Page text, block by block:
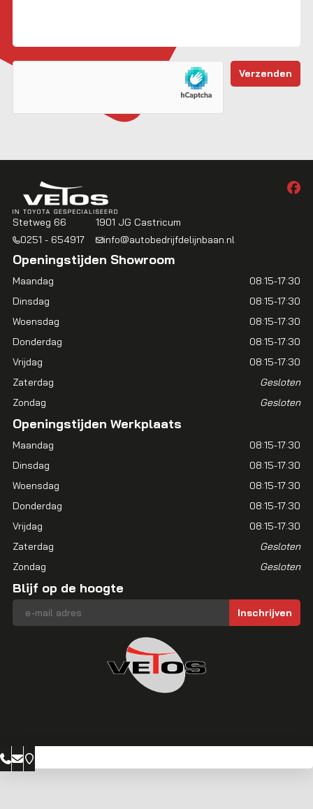
Stetweg 66
1901 JG Castricum
0251 - 654917
info@autobedrijfdelijnbaan.nl
Openingstijden Showroom
Maandag
08:15-17:30
Dinsdag
08:15-17:30
Woensdag
08:15-17:30
Donderdag
08:15-17:30
Vrijdag
08:15-17:30
Zaterdag
Gesloten
Zondag
Gesloten
Openingstijden Werkplaats
Maandag
08:15-17:30
Dinsdag
08:15-17:30
Woensdag
08:15-17:30
Donderdag
08:15-17:30
Vrijdag
08:15-17:30
Zaterdag
Gesloten
Zondag
Gesloten
Blijf op de hoogte
E-mailadres